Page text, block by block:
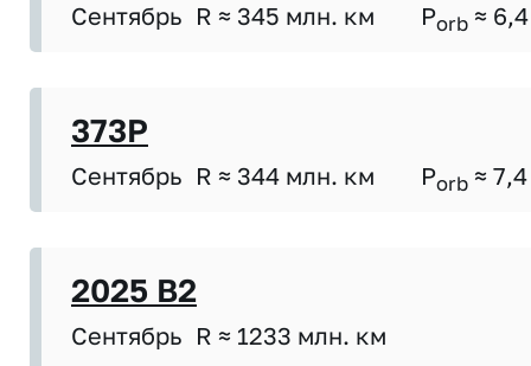
Сентябрь R ≈ 345 млн. км Porb ≈ 6,4
373P
Сентябрь R ≈ 344 млн. км Porb ≈ 7,4
2025 B2
Сентябрь R ≈ 1233 млн. км